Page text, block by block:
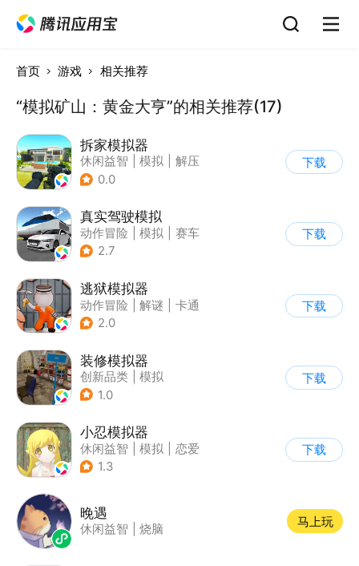
首页 游戏 相关推荐
“模拟矿山：黄金大亨”的相关推荐(17)
拆家模拟器
休闲益智 模拟
解压
| 写实
0.0
下载
真实驾驶模拟
动作冒险 模拟
赛车
| 漂移
2.7
下载
逃狱模拟器
动作冒险 解谜
卡通
| 模拟
2.0
下载
装修模拟器
创新品类
模拟
| 女性向
1.0
下载
小忍模拟器
休闲益智 模拟
恋爱
| 女性向
1.3
下载
晚遇
休闲益智 烧脑
马上玩